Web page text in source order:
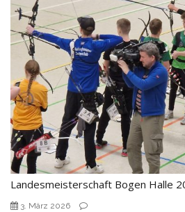
Landesmeisterschaft Bogen Halle
3. März 2026